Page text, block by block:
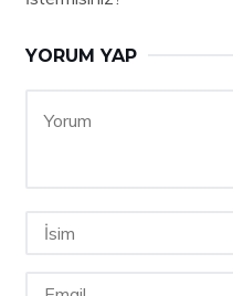
YORUM YAP